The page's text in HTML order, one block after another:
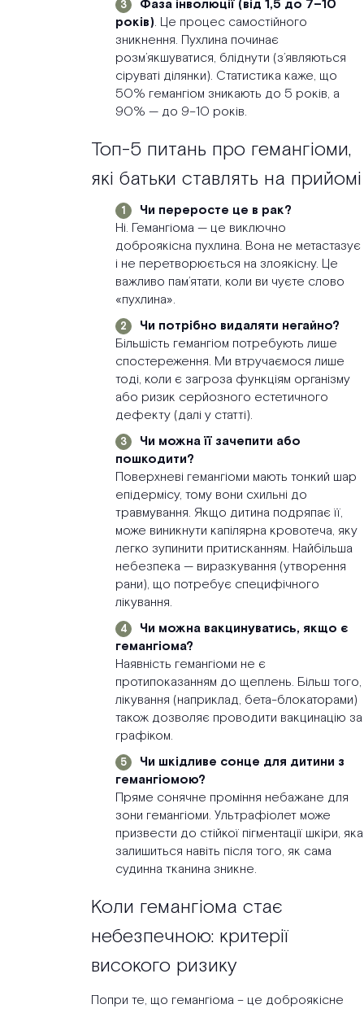
Фаза інволюції (від 1,5 до 7–10
років). Це процес самостійного
зникнення. Пухлина починає
розм’якшуватися, бліднути (з’являються
сіруваті ділянки). Статистика каже, що
50% гемангіом зникають до 5 років, а
90% — до 9–10 років.
Топ-5 питань про гемангіоми,
які батьки ставлять на прийомі
Чи переросте це в рак?
Ні. Гемангіома — це виключно
доброякісна пухлина. Вона не метастазує
і не перетворюється на злоякісну. Це
важливо пам’ятати, коли ви чуєте слово
«пухлина».
Чи потрібно видаляти негайно?
Більшість гемангіом потребують лише
спостереження. Ми втручаємося лише
тоді, коли є загроза функціям організму
або ризик серйозного естетичного
дефекту (далі у статті).
Чи можна її зачепити або
пошкодити?
Поверхневі гемангіоми мають тонкий шар
епідермісу, тому вони схильні до
травмування. Якщо дитина подряпає її,
може виникнути капілярна кровотеча, яку
легко зупинити притисканням. Найбільша
небезпека — виразкування (утворення
рани), що потребує специфічного
лікування.
Чи можна вакцинуватись, якщо є
гемангіома?
Наявність гемангіоми не є
протипоказанням до щеплень. Більш того,
лікування (наприклад, бета-блокаторами)
також дозволяє проводити вакцинацію за
графіком.
Чи шкідливе сонце для дитини з
гемангіомою?
Пряме сонячне проміння небажане для
зони гемангіоми. Ультрафіолет може
призвести до стійкої пігментації шкіри, яка
залишиться навіть після того, як сама
судинна тканина зникне.
Коли гемангіома стає
небезпечною: критерії
високого ризику
Попри те, що гемангіома – це доброякісне